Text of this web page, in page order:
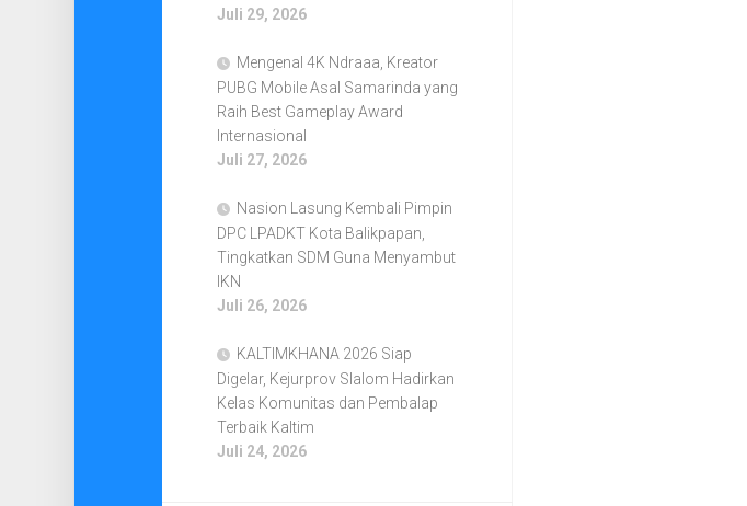
Juli 29, 2026
Mengenal 4K Ndraaa, Kreator
PUBG Mobile Asal Samarinda yang
Raih Best Gameplay Award
Internasional
Juli 27, 2026
Nasion Lasung Kembali Pimpin
DPC LPADKT Kota Balikpapan,
Tingkatkan SDM Guna Menyambut
IKN
Juli 26, 2026
KALTIMKHANA 2026 Siap
Digelar, Kejurprov Slalom Hadirkan
Kelas Komunitas dan Pembalap
Terbaik Kaltim
Juli 24, 2026